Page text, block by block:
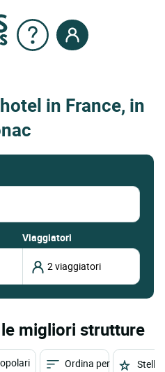
in France, in
Viaggiatori
migliori strutture
Ordina per Stelle